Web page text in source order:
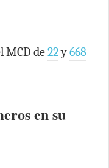
MCD de22y668
en su